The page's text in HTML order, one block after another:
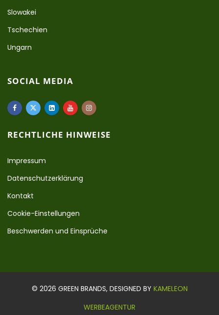
Slowakei
Tschechien
Ungarn
SOCIAL MEDIA
RECHTLICHE HINWEISE
Impressum
Datenschutzerklärung
Kontakt
Cookie-Einstellungen
Beschwerden und Einsprüche
© 2026 GREEN BRANDS, DESIGNED BY KAMELEON
WERBEAGENTUR